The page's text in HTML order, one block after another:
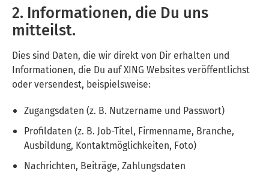
2. Informationen, die Du uns
mitteilst.
Dies sind Daten, die wir direkt von Dir erhalten und
Informationen, die Du aufXING Websitesveröffentlichst
oder versendest, beispielsweise:
Zugangsdaten (z. B. Nutzername und Passwort)
Profildaten (z. B. Job-Titel, Firmenname, Branche,
Ausbildung, Kontaktmöglichkeiten, Foto)
Nachrichten, Beiträge, Zahlungsdaten